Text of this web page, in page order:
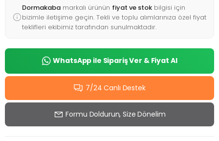
Dormakaba markalı ürünün fiyat ve stok bilgisi için
bizimle iletişime geçin. Tekli ve toplu alımlarınıza özel fiyat
teklifleri ekibimiz tarafından sunulmaktadır.
WhatsApp ile Sipariş Ver & Fiyat Al
7/24 Canlı Destek
Formu Doldurun, Size Dönelim